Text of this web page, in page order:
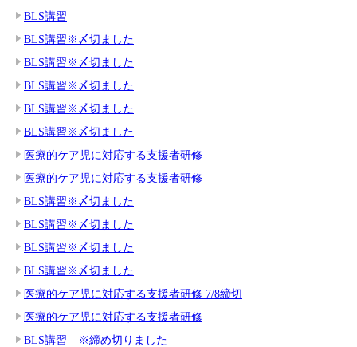
BLS講習
BLS講習※〆切ました
BLS講習※〆切ました
BLS講習※〆切ました
BLS講習※〆切ました
BLS講習※〆切ました
医療的ケア児に対応する支援者研修
医療的ケア児に対応する支援者研修
BLS講習※〆切ました
BLS講習※〆切ました
BLS講習※〆切ました
BLS講習※〆切ました
医療的ケア児に対応する支援者研修 7/8締切
医療的ケア児に対応する支援者研修
BLS講習 ※締め切りました